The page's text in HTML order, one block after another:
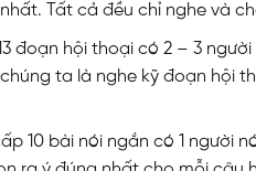
Tất cả đều chỉ nghe và
đoạn hội thoại có 2 – 3 người
ta là nghe kỹ đoạn hội
10 bài nói ngắn có 1 người